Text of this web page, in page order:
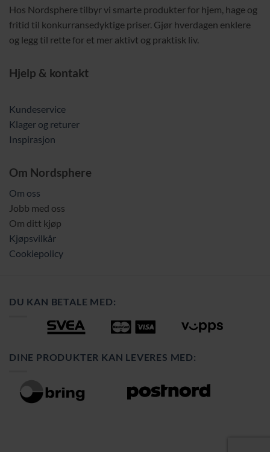
Hos Nordsphere tilbyr vi smarte produkter for hjem, hage og
fritid til konkurransedyktige priser. Gjør hverdagen enklere
og legg til rette for et mer aktivt og praktisk liv.
Hjelp & kontakt
Kundeservice
Klager og returer
Inspirasjon
Om Nordsphere
Om oss
Jobb med oss
Om ditt kjøp
Kjøpsvilkår
Cookiepolicy
DU KAN BETALE MED:
DINE PRODUKTER KAN LEVERES MED: